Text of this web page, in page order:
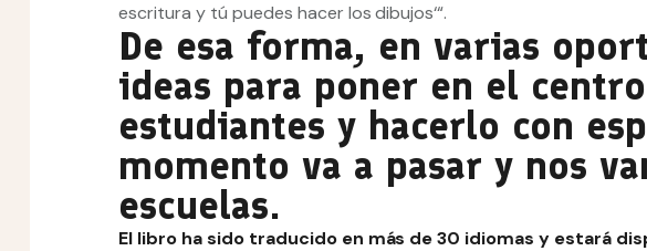
escritura y tú puedes hacer los dibujos‘“.
De esa forma, en varias
ideas para poner en el
estudiantes y hacerlo con
momento va a pasar y nos
escuelas.
El libro ha sido traducido en más de 30 idiomas y estará